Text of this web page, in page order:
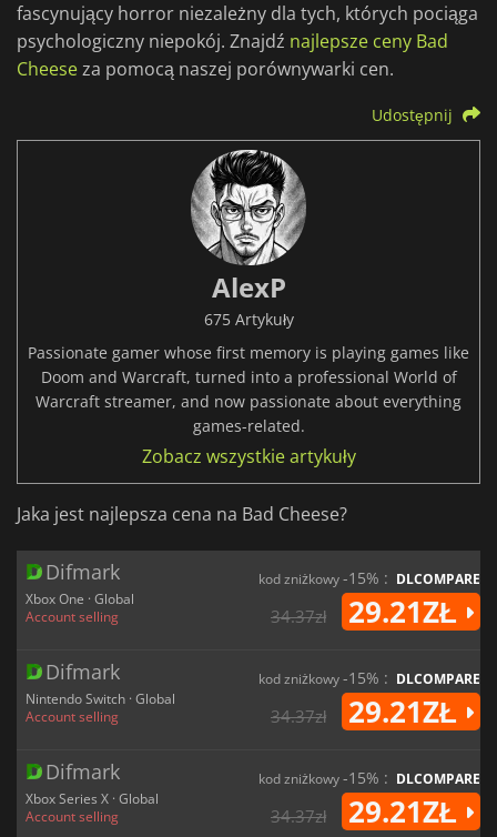
fascynujący horror niezależny dla tych, których pociąga
psychologiczny niepokój. Znajdź najlepsze ceny Bad
Cheeseza pomocą naszej porównywarki cen.
Udostępnij
AlexP
675 Artykuły
Passionate gamer whose first memory is playing games like
Doom and Warcraft, turned into a professional World of
Warcraft streamer, and now passionate about everything
games-related.
Zobacz wszystkie artykuły
Jaka jest najlepsza cena na Bad Cheese?
Difmark
Xbox One · Global
Account selling
kod zniżkowy-15% : DLCOMPARE
34.37zł 29.21ZŁ
Difmark
Nintendo Switch · Global
Account selling
kod zniżkowy-15% : DLCOMPARE
34.37zł 29.21ZŁ
Difmark
Xbox Series X · Global
Account selling
kod zniżkowy-15% : DLCOMPARE
34.37zł 29.21ZŁ